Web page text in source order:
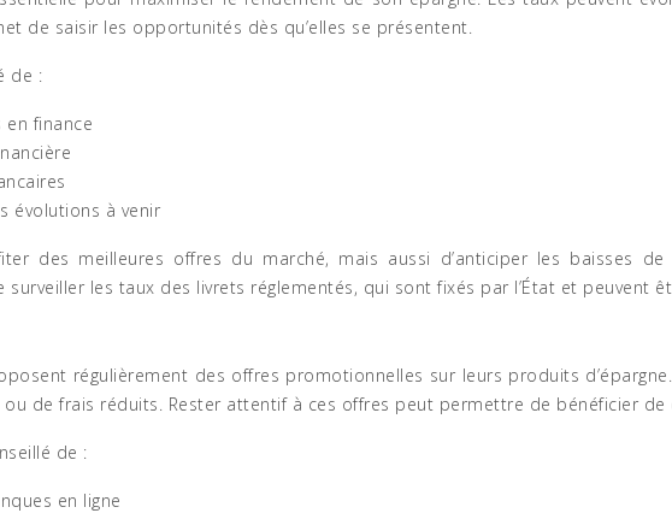
de saisir les opportunités dès qu’elles se présentent.
de :
en finance
évolutions à venir
des meilleures offres du marché, mais aussi d’anticiper les baisses
les taux des livrets réglementés, qui sont fixés par l’État et peuvent
régulièrement des offres promotionnelles sur leurs produits
de frais réduits. Rester attentif à ces offres peut permettre de bénéficier
de :
en ligne